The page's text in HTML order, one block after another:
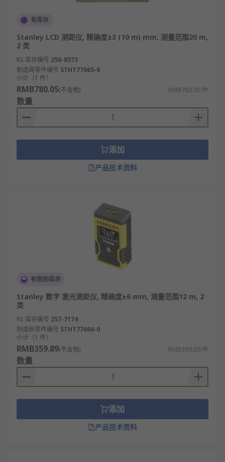
有库存
Stanley LCD 测距仪, 精确度±3 (10 m) mm, 测量范围20 m,
2 类
RS 库存编号 250-8573
制造商零件编号 STHT77065-0
小计（1 件）
RMB780.05(不含税) RMB780.05/件
数量
添加
产品技术资料
有限的库存
Stanley 数字 激光测距仪, 精确度±6 mm, 测量范围12 m, 2
类
RS 库存编号 257-7174
制造商零件编号 STHT77666-0
小计（1 件）
RMB359.89(不含税) RMB359.89/件
数量
添加
产品技术资料